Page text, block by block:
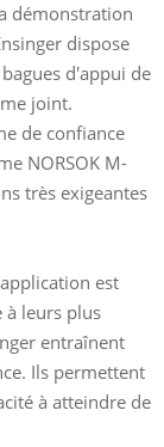
démonstration
dispose
d'appui de
joint.
de confiance
NORSOK M-
très exigeantes
est
à leurs plus
entraînent
Ils permettent
à atteindre de